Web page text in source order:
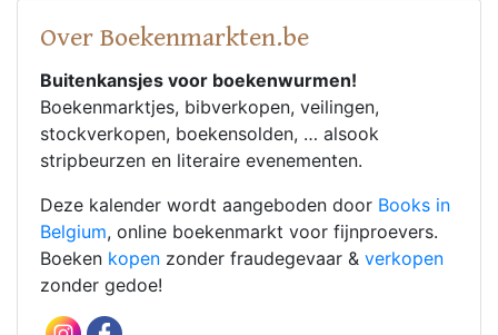
Over Boekenmarkten.be
Buitenkansjes voor boekenwurmen!
Boekenmarktjes, bibverkopen, veilingen,
stockverkopen, boekensolden, … alsook
stripbeurzen en literaire evenementen.
Deze kalender wordt aangeboden door Books in
Belgium, online boekenmarkt voor fijnproevers.
Boeken kopen zonder fraudegevaar & verkopen
zonder gedoe!